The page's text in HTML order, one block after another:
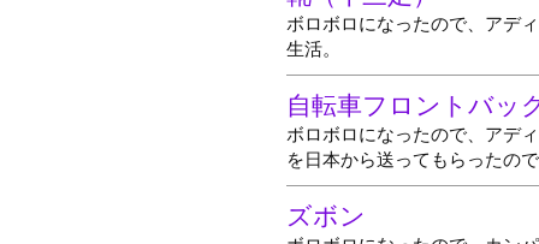
ボロボロになったので、アデ
生活。
自転車フロントバッ
ボロボロになったので、アデ
を日本から送ってもらったの
ズボン